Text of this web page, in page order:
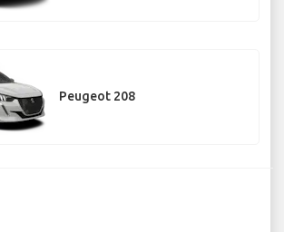
Peugeot 208